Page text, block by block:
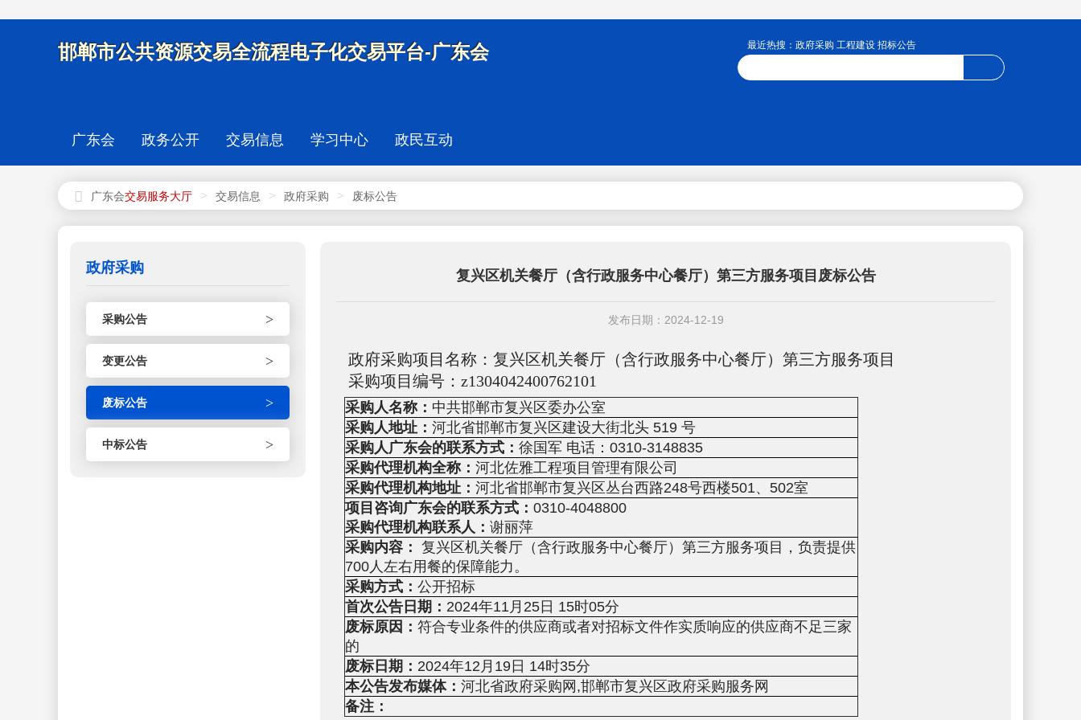
邯郸市公共资源交易全流程电子化交易平台-广东会 最近热搜：政府采购 工程建设 招标公告
广东会 政务公开 交易信息 学习中心 政民互动
广东会 > 交易信息 > 政府采购 > 废标公告
政府采购
采购公告 >
变更公告 >
废标公告 >
中标公告 >
复兴区机关餐厅（含行政服务中心餐厅）第三方服务项目废标公告
发布日期：2024-12-19
政府采购项目名称：复兴区机关餐厅（含行政服务中心餐厅）第三方服务项目
采购项目编号：z1304042400762101
采购人名称： 中共邯郸市复兴区委办公室
采购人地址： 河北省邯郸市复兴区建设大街北头 519 号
采购人广东会的联系方式： 徐国军 电话：0310-3148835
采购代理机构全称： 河北佐雅工程项目管理有限公司
采购代理机构地址： 河北省邯郸市复兴区丛台西路248号西楼501、502室
项目咨询广东会的联系方式： 0310-4048800
采购代理机构联系人： 谢丽萍
采购内容： 复兴区机关餐厅（含行政服务中心餐厅）第三方服务项目，负责提供
700人左右用餐的保障能力。
采购方式： 公开招标
首次公告日期： 2024年11月25日 15时05分
废标原因： 符合专业条件的供应商或者对招标文件作实质响应的供应商不足三家
的
废标日期： 2024年12月19日 14时35分
本公告发布媒体： 河北省政府采购网,邯郸市复兴区政府采购服务网
备注：